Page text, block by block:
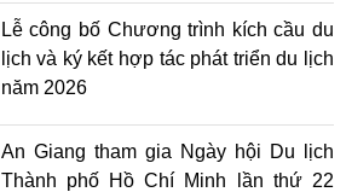
Lễ công bố Chương trình kích cầu du
lịch và ký kết hợp tác phát triển du lịch
năm 2026
An Giang tham gia Ngày hội Du lịch
Thành phố Hồ Chí Minh lần thứ 22